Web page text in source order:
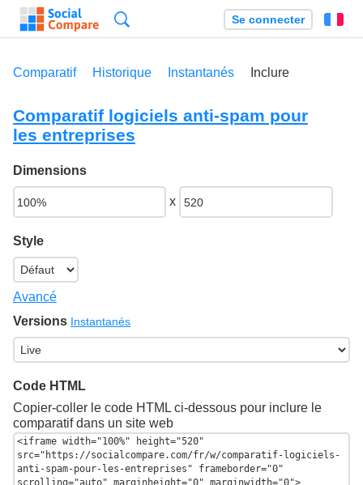
Se connecter
Comparatif Historique Instantanés Inclure
Comparatif logiciels anti-spam pour
les entreprises
Dimensions
x
Style
Avancé
Versions Instantanés
Code HTML
Copier-coller le code HTML ci-dessous pour inclure le
comparatif dans un site web